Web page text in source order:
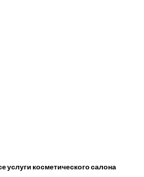
услуги косметического салона